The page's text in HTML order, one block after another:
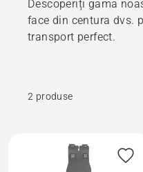
Descoperiți gama
face din centura dvs.
transport perfect.
2 produse
produsele